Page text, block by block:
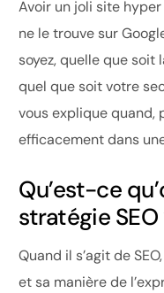
Avoir un joli site hyper
ne le trouve sur
soyez, quelle que
quel que soit votre
vous explique quand,
efficacement dans
Qu’est-ce
stratégie SEO
Quand il s’agit de
et sa manière de